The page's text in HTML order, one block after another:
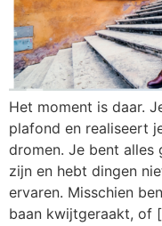
Het moment is daar.
plafond en realiseert
dromen. Je bent
zijn en hebt dingen
ervaren. Misschien
baan kwijtgeraakt, of